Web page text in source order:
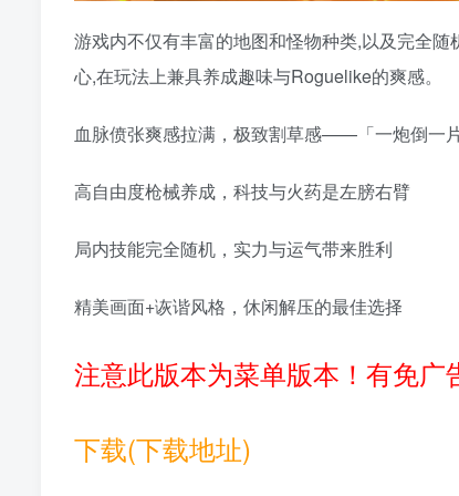
游戏内不仅有丰富的地图和怪物种类,以及完全
心,在玩法上兼具养成趣味与Roguelike的爽感。
血脉偾张爽感拉满，极致割草感——「一炮倒一片
高自由度枪械养成，科技与火药是左膀右臂
局内技能完全随机，实力与运气带来胜利
精美画面+诙谐风格，休闲解压的最佳选择
注意此版本为菜单版本！有免广
下载(下载地址)